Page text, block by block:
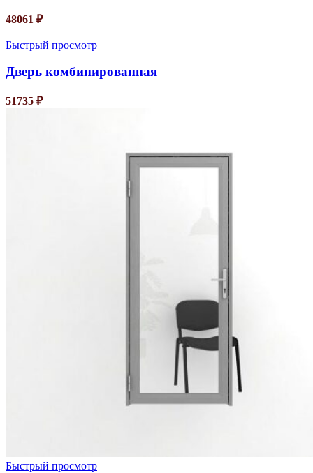
48061 ₽
Быстрый просмотр
Дверь комбинированная
51735 ₽
Быстрый просмотр